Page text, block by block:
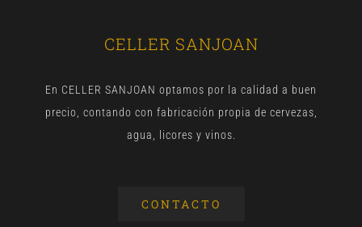
CELLER SANJOAN
En CELLER SANJOAN optamos por la calidad a buen
precio, contando con fabricación propia de cervezas,
agua, licores y vinos.
CONTACTO